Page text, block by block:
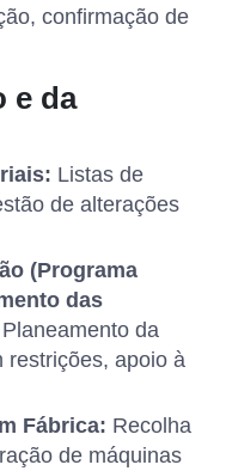
confirmação de
e da
Listas de
de alterações
(Programa
das
Planeamento da
restrições, apoio à
Fábrica: Recolha
de máquinas